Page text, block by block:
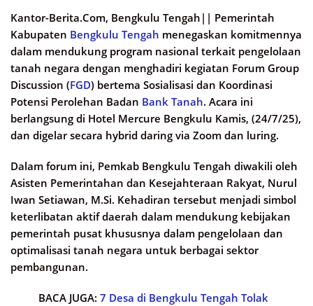
Kantor-Berita.Com, Bengkulu Tengah|| Pemerintah
Kabupaten Bengkulu Tengah menegaskan komitmennya
dalam mendukung program nasional terkait pengelolaan
tanah negara dengan menghadiri kegiatan Forum Group
Discussion (FGD) bertema Sosialisasi dan Koordinasi
Potensi Perolehan Badan Bank Tanah. Acara ini
berlangsung di Hotel Mercure Bengkulu Kamis, (24/7/25),
dan digelar secara hybrid daring via Zoom dan luring.
Dalam forum ini, Pemkab Bengkulu Tengah diwakili oleh
Asisten Pemerintahan dan Kesejahteraan Rakyat, Nurul
Iwan Setiawan, M.Si. Kehadiran tersebut menjadi simbol
keterlibatan aktif daerah dalam mendukung kebijakan
pemerintah pusat khususnya dalam pengelolaan dan
optimalisasi tanah negara untuk berbagai sektor
pembangunan.
BACA JUGA: 7 Desa di Bengkulu Tengah Tolak